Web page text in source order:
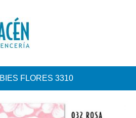
BIES FLORES 3310